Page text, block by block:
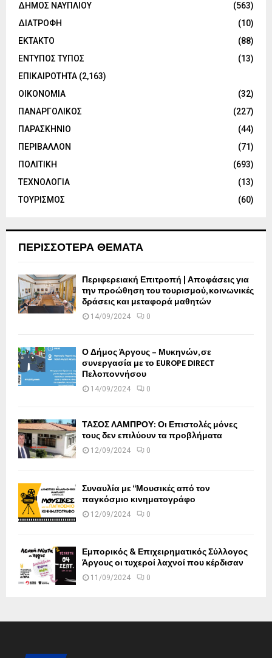
ΔΗΜΟΣ ΝΑΥΠΛΙΟΥ
(563)
ΔΙΑΤΡΟΦΗ
(10)
ΕΚΤΑΚΤΟ
(88)
ΕΝΤΥΠΟΣ ΤΥΠΟΣ
(13)
ΕΠΙΚΑΙΡΟΤΗΤΑ (2,163)
ΟΙΚΟΝΟΜΙΑ
(32)
ΠΑΝΑΡΓΟΛΙΚΟΣ
(227)
ΠΑΡΑΣΚΗΝΙΟ
(44)
ΠΕΡΙΒΑΛΛΟΝ
(71)
ΠΟΛΙΤΙΚΗ
(693)
ΤΕΧΝΟΛΟΓΙΑ
(13)
ΤΟΥΡΙΣΜΟΣ
(60)
ΠΕΡΙΣΣΟΤΕΡΑ ΘΕΜΑΤΑ
Περιφερειακή Επιτροπή | Αποφάσεις για
την προώθηση του τουρισμού, κοινωνικές
δράσεις και μεταφορά μαθητών
14/09/2024 0
Ο Δήμος Άργους – Μυκηνών, σε
συνεργασία με το EUROPE DIRECT
Πελοποννήσου
14/09/2024 0
ΤΑΣΟΣ ΛΑΜΠΡΟΥ: Οι Επιστολές μόνες
τους δεν επιλύουν τα προβλήματα
12/09/2024 0
Συναυλία με “Μουσικές από τον
παγκόσμιο κινηματογράφο
12/09/2024 0
Εμπορικός & Επιχειρηματικός Σύλλογος
Άργους οι τυχεροί λαχνοί που κέρδισαν
11/09/2024 0